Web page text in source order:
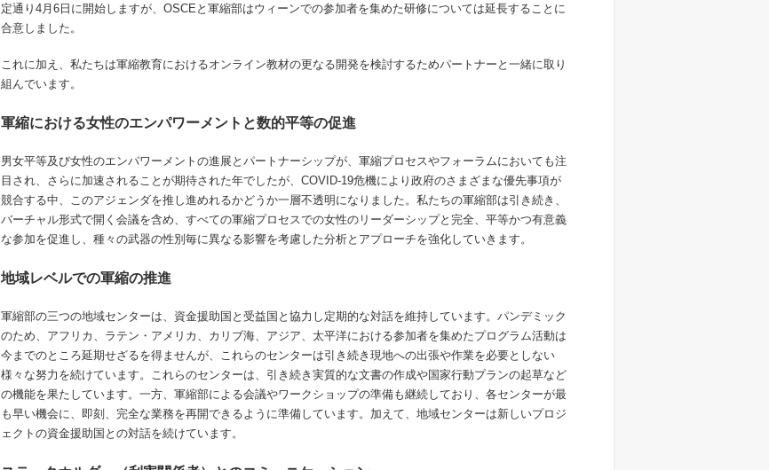
定通り4月6日に開始しますが、 OSCE と軍縮部はウィーンでの参加者を集めた研修については延長することに
合意しました。
これに加え、私たちは軍縮教育におけるオンライン教材の更なる開発を検討するためパートナーと一緒に取り
組んでいます。
軍縮における女性のエンパワーメントと数的平等の促進
男女平等及び女性のエンパワーメントの進展とパートナーシップが、軍縮プロセスやフォーラムにおいても注
目され、さらに加速されることが期待された年でしたが、 COVID-19危機により政府のさまざまな優先事項が
競合する中、このアジェンダを推し進めれるかどうか一層不透明になりました。私たちの軍縮部は引き続き、
バーチャル形式で開く会議を含め、すべての軍縮プロセスでの女性のリーダーシップと完全、平等かつ有意義
な参加を促進し、種々の武器の性別毎に異なる影響を考慮した分析とアプローチを強化していきます。
地域レベルでの軍縮の推進
軍縮部の三つの地域センターは、資金援助国と受益国と協力し定期的な対話を維持しています。パンデミック
のため、アフリカ、ラテン・アメリカ、カリブ海、アジア、太平洋における参加者を集めたプログラム活動は
今までのところ延期せざるを得ませんが、これらのセンターは引き続き現地への出張や作業を必要としない
様々な努力を続けています。これらのセンターは、引き続き実質的な文書の作成や国家行動プランの起草など
の機能を果たしています。一方、軍縮部による会議やワークショップの準備も継続しており、各センターが最
も早い機会に、即刻、完全な業務を再開できるように準備しています。加えて、地域センターは新しいプロジ
ェクトの資金援助国との対話を続けています。